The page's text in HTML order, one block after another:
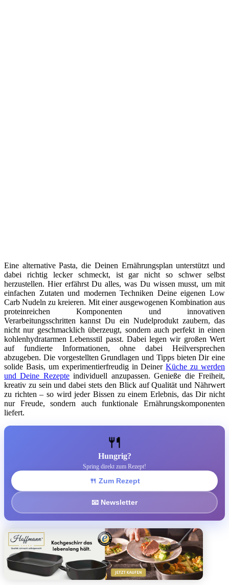
Eine alternative Pasta, die Deinen Ernährungsplan unterstützt und
dabei richtig lecker schmeckt, ist gar nicht so schwer selbst
herzustellen. Hier erfährst Du alles, was Du wissen musst, um mit
einfachen Zutaten und modernen Techniken Deine eigenen Low
Carb Nudeln zu kreieren. Mit einer ausgewogenen Kombination aus
proteinreichen Komponenten und innovativen
Verarbeitungsschritten kannst Du ein Nudelprodukt zaubern, das
nicht nur geschmacklich überzeugt, sondern auch perfekt in einen
kohlenhydratarmen Lebensstil passt. Dabei legen wir großen Wert
auf fundierte Informationen, ohne dabei Heilversprechen
abzugeben. Die vorgestellten Grundlagen und Tipps bieten Dir eine
solide Basis, um experimentierfreudig in DeinerKüche zu werden
und Deine Rezepteindividuell anzupassen. Genieße die Freiheit,
kreativ zu sein und dabei stets den Blick auf Qualität und Nährwert
zu richten – so wird jeder Bissen zu einem Erlebnis, das Dir nicht
nur Freude, sondern auch funktionale Ernährungskomponenten
liefert.
🍴
Hungrig?
Spring direkt zum Rezept!
🍴 Zum Rezept
📧 Newsletter